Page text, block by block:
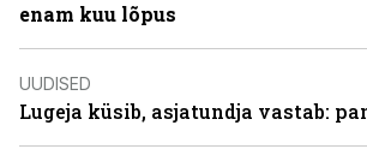
enam kuu lõpus
UUDISED
Lugeja küsib, asjatundja vastab: